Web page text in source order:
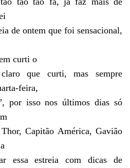
de ontem que foi sensacional,
curti o
que curti, mas sempre
feira,
por isso nos últimos dias só
Capitão América, Gavião
essa estreia com dicas de